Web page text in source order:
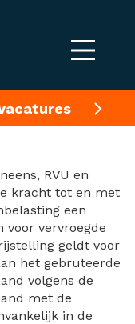
RVU en
kracht tot en met
een
vervroegde
geldt voor
het gebruteerde
volgens de
met de
in de